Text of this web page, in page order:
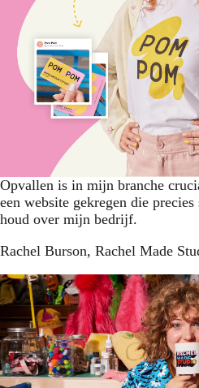
Opvallen is in mijn branche
een website gekregen die
houd over mijn bedrijf.
Rachel Burson, Rachel Made